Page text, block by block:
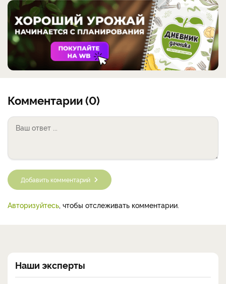
Комментарии (0)
Добавить комментарий
Авторизуйтесь, чтобы отслеживать комментарии.
Наши эксперты